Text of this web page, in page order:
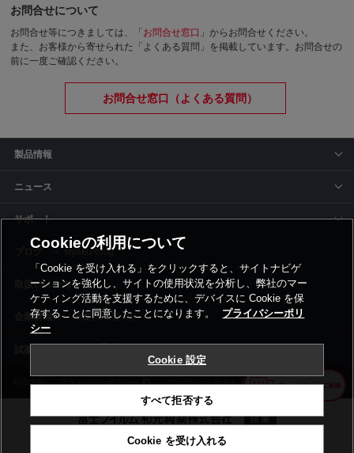
お問合せについて
お問合せ等につきましては、「 お問合せ窓口 」からお問合せください。
また、お客様から寄せられた「よくある質問」を掲載しています。お問合せの
前に一度ご確認ください。
お問合せ窓口（よくある質問）
製品情報
ニュース
サポート
siyaku-blog
取扱いメーカー
事業所一覧
利用規約 プライバシーポリシー コーポレートサイト Cookie設定
©富士フイルム和光純薬株式会社
Cookieの利用について
「Cookie を受け入れる」をクリックすると、サイトナビゲ
ーションを強化し、サイトの使用状況を分析し、弊社のマー
ケティング活動を支援するために、デバイスに Cookie を保
存することに同意したことになります。
プライバシーポリ
シー
Cookie 設定
すべて拒否する
Cookie を受け入れる